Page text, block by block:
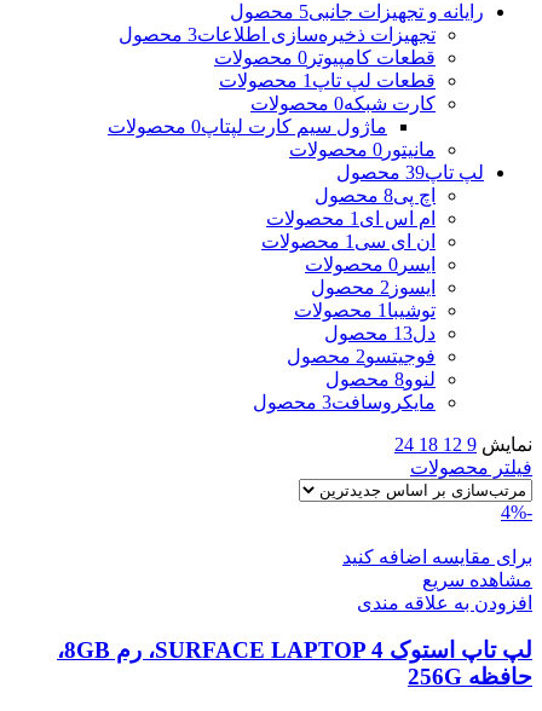
رایانه و تجهیزات جانبی5 محصول
تجهیزات ذخیره‌سازی اطلاعات3 محصول
قطعات کامپیوتر 0 محصولات
قطعات لپ تاپ 1 محصولات
کارت شبکه0 محصولات
ماژول سیم کارت لپتاپ0 محصولات
مانیتور 0 محصولات
لپ تاپ39 محصول
اچ پی8 محصول
ام اس ای 1 محصولات
ان ای سی 1 محصولات
ایسر 0 محصولات
ایسوز 2 محصول
توشیبا 1 محصولات
دل13 محصول
فوجیتسو2 محصول
لنوو8 محصول
مایکروسافت3 محصول
نمایش 9
12
18
24
فیلتر محصولات
-4%
برای مقایسه اضافه کنید
مشاهده سریع
افزودن به علاقه مندی
لپ تاپ استوک SURFACE LAPTOP 4، رم 8GB،
حافظه 256G